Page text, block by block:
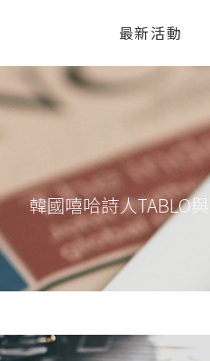
最新活動
韓國嘻哈詩人TABLO